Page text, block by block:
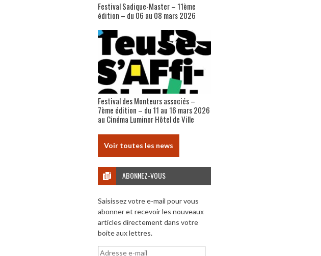
Festival Sadique-Master – 11ème
édition – du 06 au 08 mars 2026
Festival des Monteurs associés –
7ème édition – du 11 au 16 mars 2026
au Cinéma Luminor Hôtel de Ville
Voir toutes les news
ABONNEZ-VOUS
Saisissez votre e-mail pour vous
abonner et recevoir les nouveaux
articles directement dans votre
boite aux lettres.
Adresse